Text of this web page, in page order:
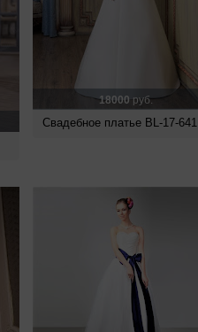
18000 руб.
Свадебное платье BL-17-641